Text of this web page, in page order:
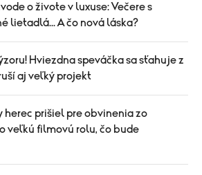
o živote v luxuse: Večere s
lietadlá... A čo nová láska?
Hviezdna speváčka sa sťahuje z
aj veľký projekt
herec prišiel pre obvinenia zo
veľkú filmovú rolu, čo bude